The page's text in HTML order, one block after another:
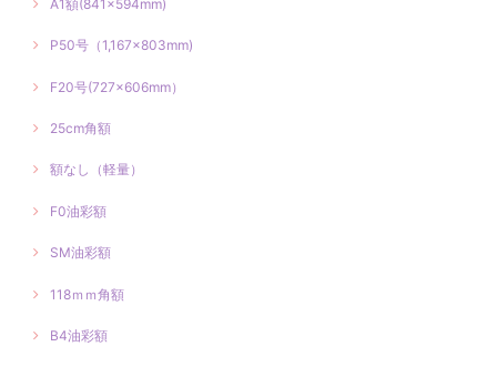
A1額(841×594mm)
P50号（1,167×803mm)
F20号(727×606mm）
25cm角額
額なし（軽量）
F0油彩額
SM油彩額
118ｍｍ角額
B4油彩額